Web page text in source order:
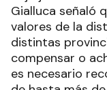
Gialluca señaló
valores de la
distintas
compensar o
es necesario